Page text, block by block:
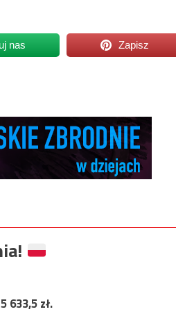
nas Zapisz
633,5zł.